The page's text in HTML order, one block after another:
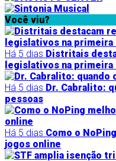
Você viu?
Há 5 dias Distritais
legislativos na
Há 5 dias Dr. Cabralito:
pessoas
Há 5 dias Como o
jogos online